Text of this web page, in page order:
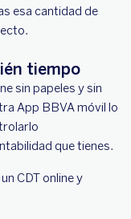
esa cantidad de
tiempo
sin papeles y sin
App BBVA móvil lo
que tienes.
CDT online y